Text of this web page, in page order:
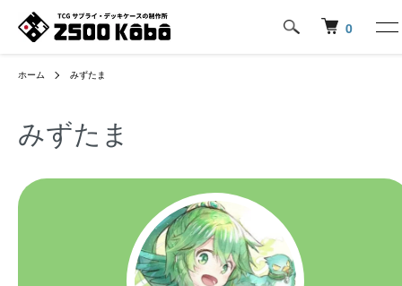
0
ホーム みずたま
みずたま